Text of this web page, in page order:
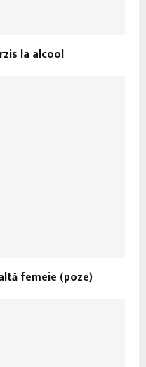
la alcool
femeie (poze)